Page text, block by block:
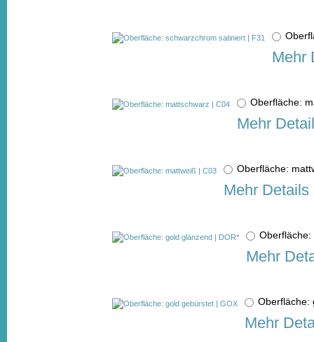
Mehr
Oberfläche:
Mehr
Oberfläche:
Mehr
Mehr
Mehr